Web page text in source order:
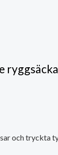
och tryckta